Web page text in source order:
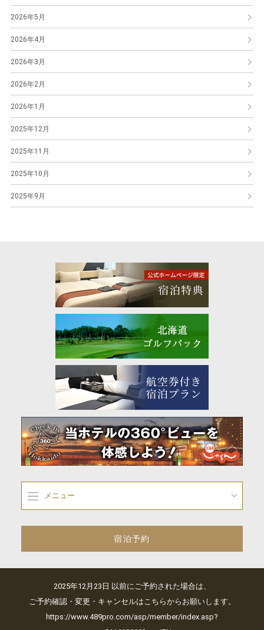
2026年5月
2026年4月
2026年3月
2026年2月
2026年1月
2025年12月
2025年11月
2025年10月
2025年9月
メニュー
宿泊予約
2025年12月23日 以前にご予約された場合は、
ご予約確認・変更・キャンセルはこちらからお願いします。
https://www.489pro.com/asp/member/index.asp?